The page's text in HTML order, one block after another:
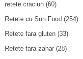
retete craciun (60)
Retete cu Sun Food (254)
Retete fara gluten (33)
Retete fara zahar (28)